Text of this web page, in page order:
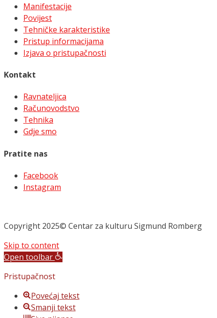
Manifestacije
Povijest
Tehničke karakteristike
Pristup informacijama
Izjava o pristupačnosti
Kontakt
Ravnateljica
Računovodstvo
Tehnika
Gdje smo
Pratite nas
Facebook
Instagram
Copyright 2025© Centar za kulturu Sigmund Romberg
Skip to content
Open toolbar
Pristupačnost
Povećaj tekst
Smanji tekst